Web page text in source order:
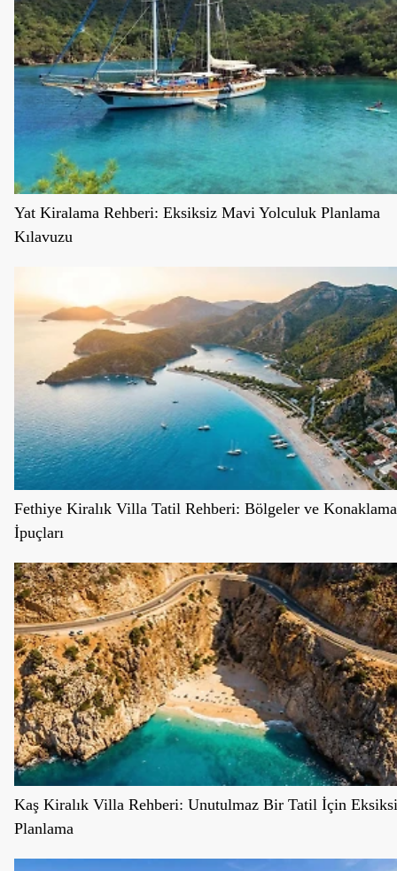
Yat Kiralama Rehberi: Eksiksiz Mavi Yolculuk Planlama
Kılavuzu
Fethiye Kiralık Villa Tatil Rehberi: Bölgeler ve Konaklama
İpuçları
Kaş Kiralık Villa Rehberi: Unutulmaz Bir Tatil İçin
Planlama